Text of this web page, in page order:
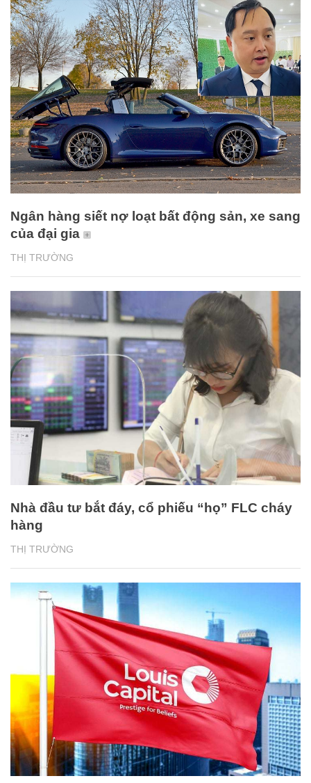
THỊ TRƯỜNG
Ngân hàng siết nợ loạt bất động sản, xe sang
của đại gia
THỊ TRƯỜNG
Nhà đầu tư bắt đáy, cổ phiếu “họ” FLC cháy
hàng